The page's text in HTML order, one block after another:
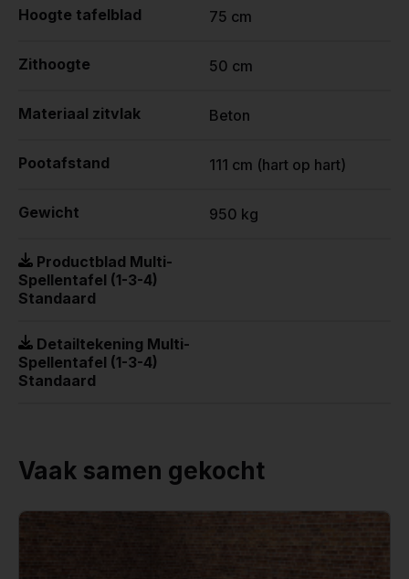
Hoogte tafelblad 75 cm
Zithoogte 50 cm
Materiaal zitvlak Beton
Pootafstand 111 cm (hart op hart)
Gewicht 950 kg
Productblad Multi-
Spellentafel (1-3-4)
Standaard
Detailtekening Multi-
Spellentafel (1-3-4)
Standaard
Vaak samen gekocht